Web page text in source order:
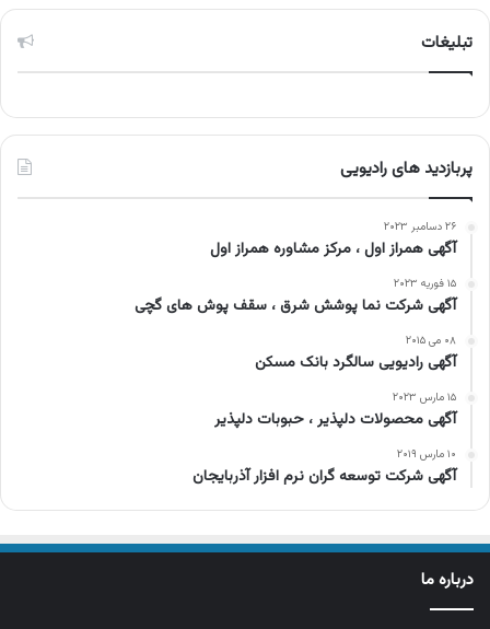
تبلیغات
پربازدید های رادیویی
۲۶ دسامبر ۲۰۲۳
آگهی همراز اول ، مرکز مشاوره همراز اول
۱۵ فوریه ۲۰۲۳
آگهی شرکت نما پوشش شرق ، سقف پوش های گچی
۰۸ می ۲۰۱۵
آگهی رادیویی سالگرد بانک مسکن
۱۵ مارس ۲۰۲۳
آگهی محصولات دلپذیر ، حبوبات دلپذیر
۱۰ مارس ۲۰۱۹
آگهی شرکت توسعه گران نرم افزار آذربایجان
درباره ما